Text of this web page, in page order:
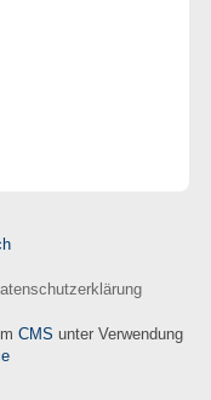
CMS unter Verwendung